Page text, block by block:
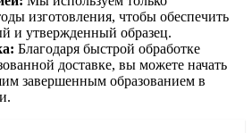
изготовления, чтобы обеспечить
и утвержденный образец.
Благодаря быстрой обработке
доставке, вы можете начать
завершенным образованием в